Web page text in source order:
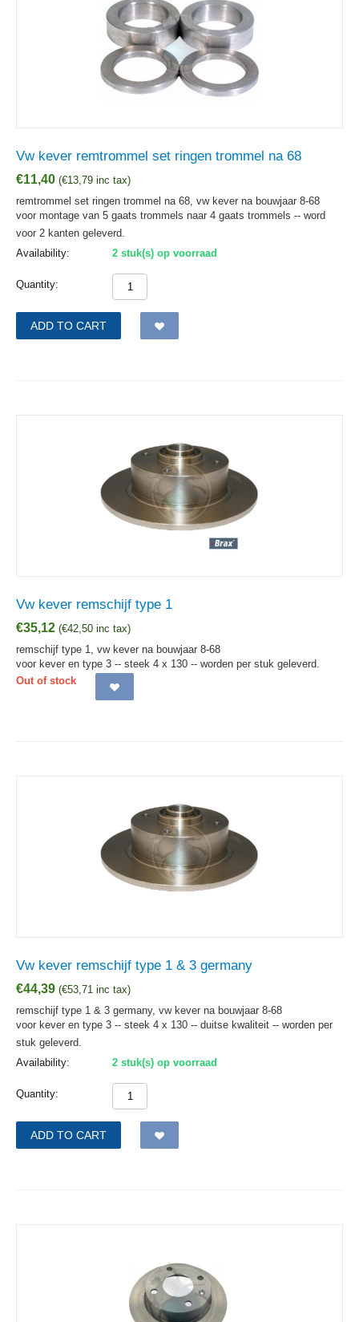
Vw kever remtrommel set ringen trommel na 68
€11,40 (€13,79 inc tax)
remtrommel set ringen trommel na 68, vw kever na bouwjaar 8-68
voor montage van 5 gaats trommels naar 4 gaats trommels -- word
voor 2 kanten geleverd.
Availability:
2 stuk(s) op voorraad
Quantity:
ADD TO CART
Vw kever remschijf type 1
€35,12 (€42,50 inc tax)
remschijf type 1, vw kever na bouwjaar 8-68
voor kever en type 3 -- steek 4 x 130 -- worden per stuk geleverd.
Out of stock
Vw kever remschijf type 1 & 3 germany
€44,39 (€53,71 inc tax)
remschijf type 1 & 3 germany, vw kever na bouwjaar 8-68
voor kever en type 3 -- steek 4 x 130 -- duitse kwaliteit -- worden per
stuk geleverd.
Availability:
2 stuk(s) op voorraad
Quantity:
ADD TO CART